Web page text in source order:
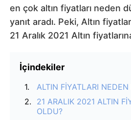
en çok altın fiyatları neden
yanıt aradı. Peki, Altın
21 Aralık 2021 Altın
İçindekiler
ALTIN FİYATLARI
21 ARALIK 2021 ALTIN
OLDU?